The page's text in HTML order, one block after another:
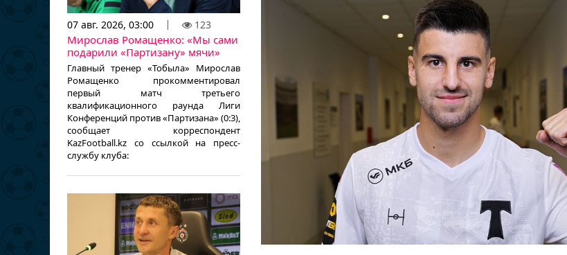
07 авг. 2026, 03:00 123
Мирослав Ромащенко: «Мы сами
подарили «Партизану» мячи»
Главный тренер «Тобыла» Мирослав
Ромащенко прокомментировал
первый матч третьего
квалификационного раунда Лиги
Конференций против «Партизана» (0:3),
сообщает корреспондент
KazFootball.kz со ссылкой на пресс-
службу клуба: